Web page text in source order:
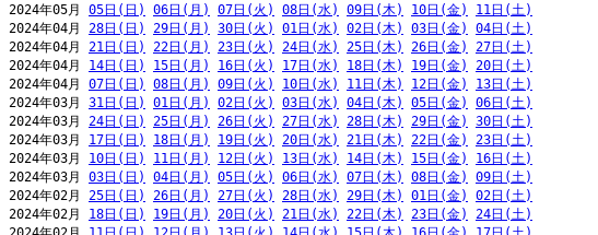
2024年05月 05日(日) 06日(月) 07日(火) 08日(水) 09日(木) 10日(金)
11日(土)
2024年04月 28日(日) 29日(月) 30日(火) 01日(水) 02日(木) 03日(金)
04日(土)
2024年04月 21日(日) 22日(月) 23日(火) 24日(水) 25日(木) 26日(金)
27日(土)
2024年04月 14日(日) 15日(月) 16日(火) 17日(水) 18日(木) 19日(金)
20日(土)
2024年04月 07日(日) 08日(月) 09日(火) 10日(水) 11日(木) 12日(金)
13日(土)
2024年03月 31日(日) 01日(月) 02日(火) 03日(水) 04日(木) 05日(金)
06日(土)
2024年03月 24日(日) 25日(月) 26日(火) 27日(水) 28日(木) 29日(金)
30日(土)
2024年03月 17日(日) 18日(月) 19日(火) 20日(水) 21日(木) 22日(金)
23日(土)
2024年03月 10日(日) 11日(月) 12日(火) 13日(水) 14日(木) 15日(金)
16日(土)
2024年03月 03日(日) 04日(月) 05日(火) 06日(水) 07日(木) 08日(金)
09日(土)
2024年02月 25日(日) 26日(月) 27日(火) 28日(水) 29日(木) 01日(金)
02日(土)
2024年02月 18日(日) 19日(月) 20日(火) 21日(水) 22日(木) 23日(金)
24日(土)